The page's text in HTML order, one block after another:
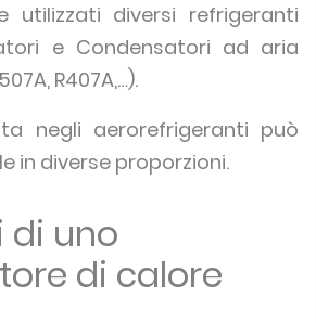
utilizzati diversi refrigeranti
e Condensatori ad aria
R407A,…).
negli aerorefrigeranti può
in diverse proporzioni.
uno
di calore